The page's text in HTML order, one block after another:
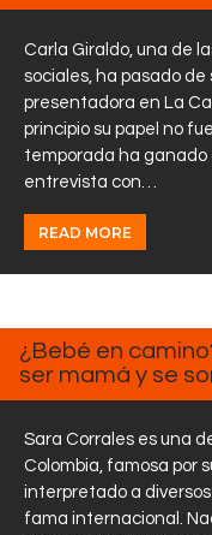
Carla Giraldo, una de
sociales, ha pasado
presentadora en La
principio su papel no
temporada ha ganado
entrevista con…
READ MORE
27, 2025
¿Bebé en
ser mamá y se
Sara Corrales es una
Colombia, famosa por
interpretado a
fama internacional.